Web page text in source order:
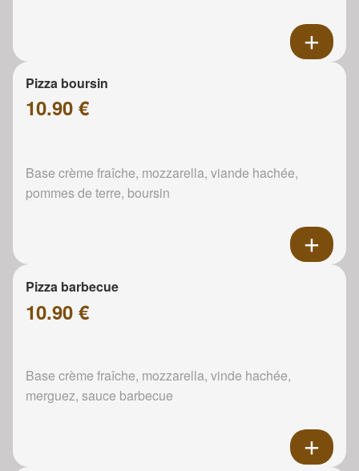
Pizza boursin
10.90 €
Base crème fraîche, mozzarella, viande hachée,
pommes de terre, boursin
Pizza barbecue
10.90 €
Base crème fraîche, mozzarella, vinde hachée,
merguez, sauce barbecue